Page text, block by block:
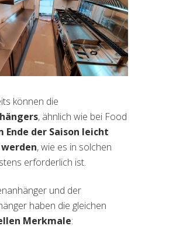
können die
, ähnlich wie bei Food
Ende der Saison leicht
, wie es in solchen
erforderlich ist.
und der
haben die gleichen
Merkmale: